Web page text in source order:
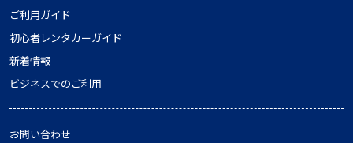
ご利用ガイド
初心者レンタカーガイド
新着情報
ビジネスでのご利用
お問い合わせ